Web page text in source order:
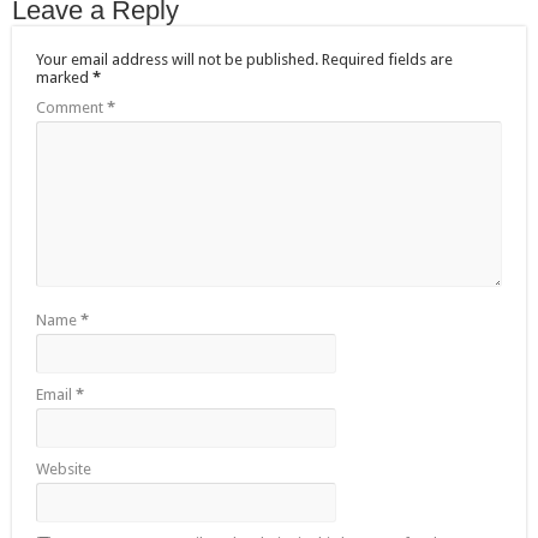
Leave a Reply
Your email address will not be published. Required fields are
marked *
Comment *
Name *
Email *
Website